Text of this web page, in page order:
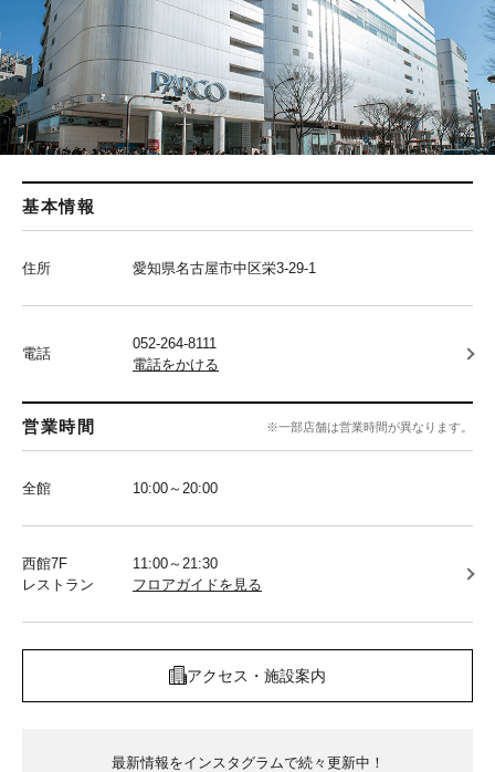
基本情報
住所 愛知県名古屋市中区栄3-29-1
電話
052-264-8111
電話をかける
営業時間 ※一部店舗は営業時間が異なります。
全館 10:00～20:00
西館7F
レストラン
11:00～21:30
フロアガイドを見る
アクセス・施設案内
最新情報をインスタグラムで続々更新中！